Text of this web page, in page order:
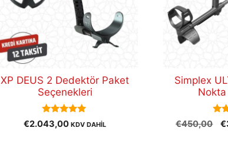
XP DEUS 2 Dedektör Paket
Seçenekleri
5.00
out of 5
€2.043,00 KDV DAHİL
Simplex
€450,00 €